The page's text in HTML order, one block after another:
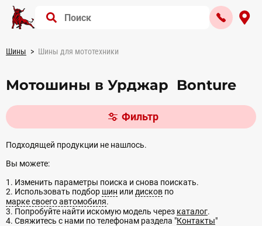
Шины Шины для мототехники
Мотошины в Урджар Bonture
Фильтр
Подходящей продукции не нашлось.
Вы можете:
1. Изменить параметры поиска и снова поискать.
2. Использовать подбор шин или дисков по
марке своего автомобиля.
3. Попробуйте найти искомую модель через каталог.
4. Свяжитесь с нами по телефонам раздела "Контакты"